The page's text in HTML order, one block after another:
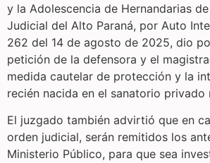
y la Adolescencia de Hernandarias
Judicial del Alto Paraná, por Auto
262 del 14 de agosto de 2025, dio
petición de la defensora y el
medida cautelar de protección y la
recién nacida en el sanatorio privado
El juzgado también advirtió que en
orden judicial, serán remitidos los
Ministerio Público, para que sea